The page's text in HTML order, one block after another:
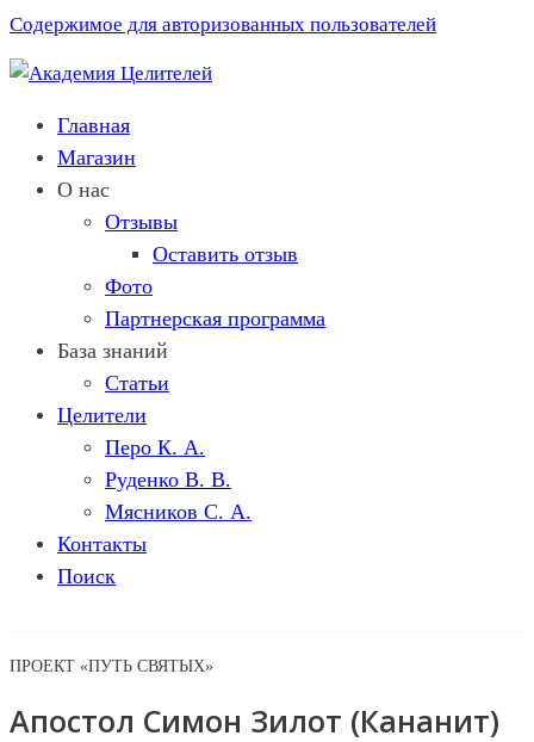
Содержимое для авторизованных пользователей
Главная
Магазин
О нас
Отзывы
Оставить отзыв
Фото
Партнерская программа
База знаний
Статьи
Целители
Перо К. A.
Руденко В. В.
Мясников C. А.
Контакты
Поиск
ПРОЕКТ «ПУТЬ СВЯТЫХ»
Апостол Симон Зилот (Кананит)